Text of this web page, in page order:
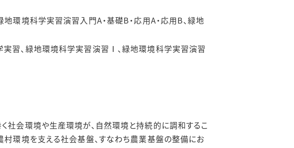
環境科学実習演習入門A・基礎B・応用A・応用B、緑地
実習、緑地環境科学実習演習Ⅰ、緑地環境科学実習演習
社会環境や生産環境が、自然環境と持続的に調和するこ
村環境を支える社会基盤、すなわち農業基盤の整備にお